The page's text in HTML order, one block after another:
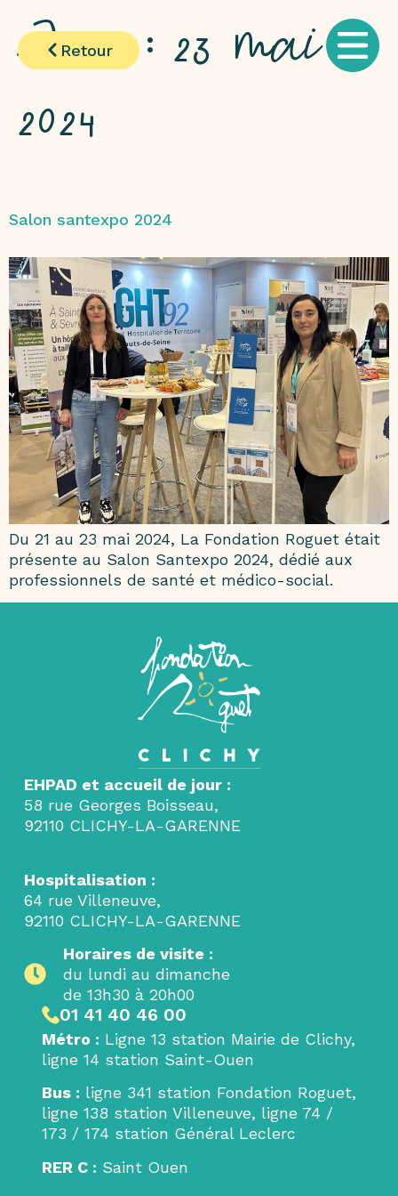
Retour
Jour : 23 mai
2024
Salon santexpo 2024
Du 21 au 23 mai 2024, La Fondation Roguet était
présente au Salon Santexpo 2024, dédié aux
professionnels de santé et médico-social.
EHPAD et accueil de jour :
58 rue Georges Boisseau,
92110 CLICHY-LA-GARENNE
Hospitalisation :
64 rue Villeneuve,
92110 CLICHY-LA-GARENNE
Horaires de visite :
du lundi au dimanche
de 13h30 à 20h00
Métro : Ligne 13 station Mairie de Clichy,
ligne 14 station Saint-Ouen
Bus: ligne 341 station Fondation Roguet,
ligne 138 station Villeneuve, ligne 74 /
173 / 174 station Général Leclerc
RER C: Saint Ouen
01 41 40 46 00